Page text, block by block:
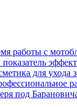
работы с
для
под